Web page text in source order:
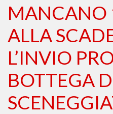
MANCANO
ALLA
L’INVIO
BOTTEGA